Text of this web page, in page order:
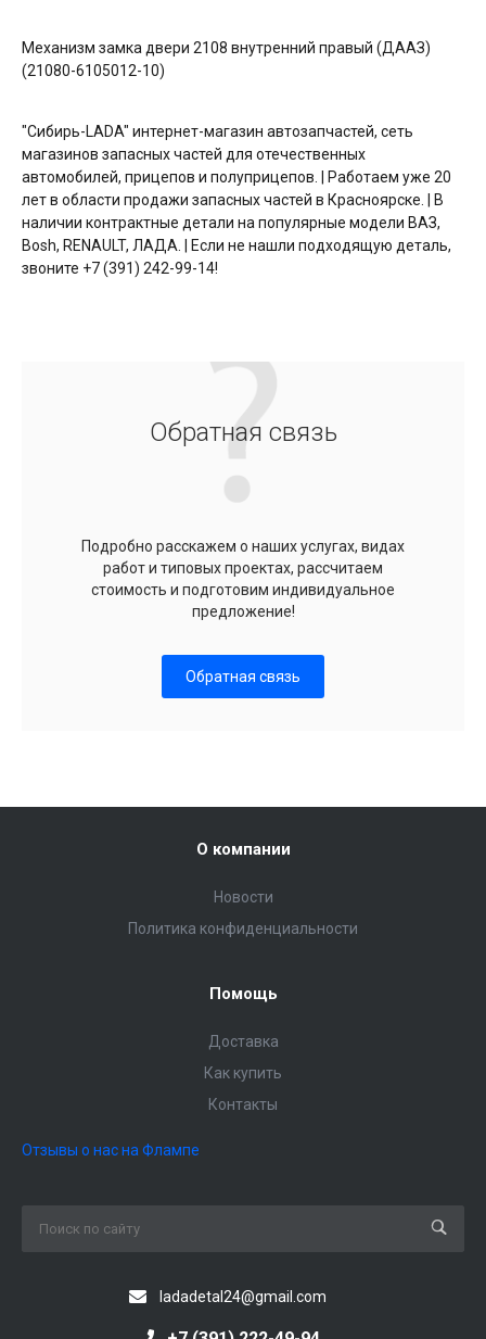
Механизм замка двери 2108 внутренний правый (ДААЗ)
(21080-6105012-10)
"Сибирь-LADA" интернет-магазин автозапчастей, сеть
магазинов запасных частей для отечественных
автомобилей, прицепов и полуприцепов. | Работаем уже 20
лет в области продажи запасных частей в Красноярске. | В
наличии контрактные детали на популярные модели ВАЗ,
Bosh, RENAULT, ЛАДА. | Если не нашли подходящую деталь,
звоните +7 (391) 242-99-14!
Обратная связь
Подробно расскажем о наших услугах, видах
работ и типовых проектах, рассчитаем
стоимость и подготовим индивидуальное
предложение!
Обратная связь
О компании
Новости
Политика конфиденциальности
Помощь
Доставка
Как купить
Контакты
Отзывы о нас на Флампе
ladadetal24@gmail.com